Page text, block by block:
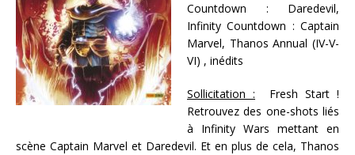
Countdown : Daredevil,
Infinity Countdown : Captain
Marvel, Thanos Annual (IV-V-
VI) , inédits
Sollicitation : Fresh Start !
Retrouvez des one-shots liés
à Infinity Wars mettant en
scène Captain Marvel et Daredevil. Et en plus de cela, Thanos